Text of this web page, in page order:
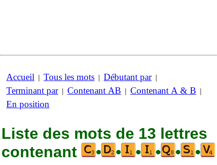
Accueil | Tous les mots | Débutant par|
Terminant par| Contenant AB | Contenant A & B |
En position
Liste des mots de 13 lettres
contenant
• • • • • •